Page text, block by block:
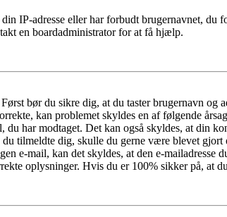
IP-adresse eller har forbudt brugernavnet,
en boardadministrator for at få hjælp.
bør du sikre dig, at du taster brugernavn og
kan problemet skyldes en af følgende
har modtaget. Det kan også skyldes, at din
tilmeldte dig, skulle du gerne være blevet
e-mail, kan det skyldes, at den e-
oplysninger. Hvis du er 100% sikker på, at